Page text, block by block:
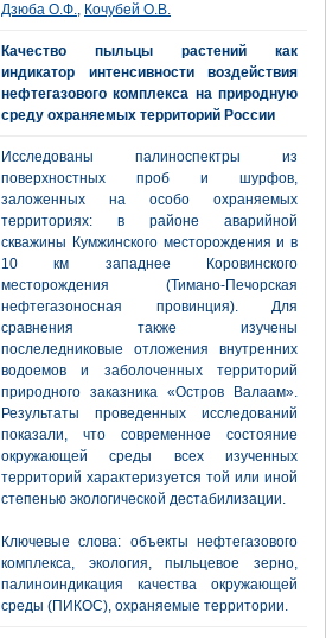
Дзюба О.Ф., Кочубей О.В.
Качество пыльцы растений как
индикатор интенсивности воздействия
нефтегазового комплекса на природную
среду охраняемых территорий России
Исследованы палиноспектры из
поверхностных проб и шурфов,
заложенных на особо охраняемых
территориях: в районе аварийной
скважины Кумжинского месторождения и в
10 км западнее Коровинского
месторождения (Тимано-Печорская
нефтегазоносная провинция). Для
сравнения также изучены
послеледниковые отложения внутренних
водоемов и заболоченных территорий
природного заказника «Остров Валаам».
Результаты проведенных исследований
показали, что современное состояние
окружающей среды всех изученных
территорий характеризуется той или иной
степенью экологической дестабилизации.
Ключевые слова: объекты нефтегазового
комплекса, экология, пыльцевое зерно,
палиноиндикация качества окружающей
среды (ПИКОС), охраняемые территории.